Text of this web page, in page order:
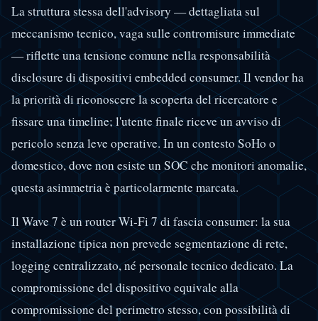
La struttura stessa dell'advisory — dettagliata sul
meccanismo tecnico, vaga sulle contromisure immediate
— riflette una tensione comune nella responsabilità
disclosure di dispositivi embedded consumer. Il vendor ha
la priorità di riconoscere la scoperta del ricercatore e
fissare una timeline; l'utente finale riceve un avviso di
pericolo senza leve operative. In un contesto SoHo o
domestico, dove non esiste un SOC che monitori anomalie,
questa asimmetria è particolarmente marcata.
Il Wave 7 è un router Wi-Fi 7 di fascia consumer: la sua
installazione tipica non prevede segmentazione di rete,
logging centralizzato, né personale tecnico dedicato. La
compromissione del dispositivo equivale alla
compromissione del perimetro stesso, con possibilità di